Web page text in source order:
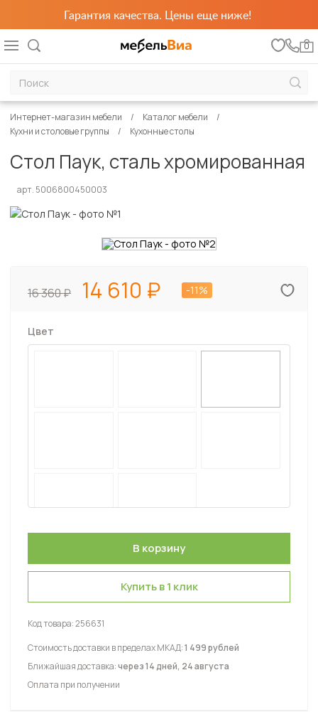
Гарантия качества. Цены еще ниже!
0
Интернет-магазин мебели
Каталог мебели
Кухни и столовые группы
Кухонные столы
Стол Паук, сталь хромированная
арт. 5006800450003
16 360 14 610 -11%
Цвет
Купить в 1 клик
Код товара:256631
Стоимость доставки в пределах МКАД:1 499 рублей
Ближайшая доставка:через 14 дней, 24 августа
Оплата при получении